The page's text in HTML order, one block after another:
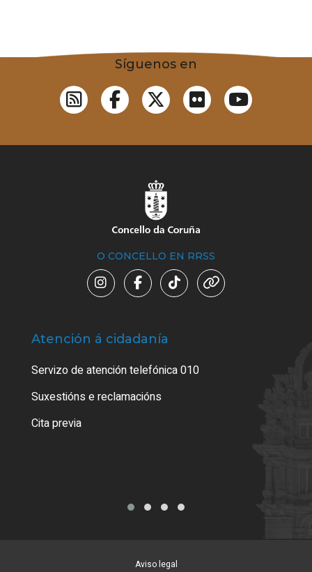
Síguenos en
O CONCELLO EN RRSS
Atención á cidadanía
Servizo de atención telefónica 010
Suxestións e reclamacións
Cita previa
Aviso legal